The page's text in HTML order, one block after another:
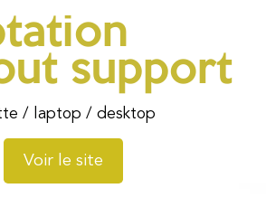
Voir le site
support
/ laptop / desktop